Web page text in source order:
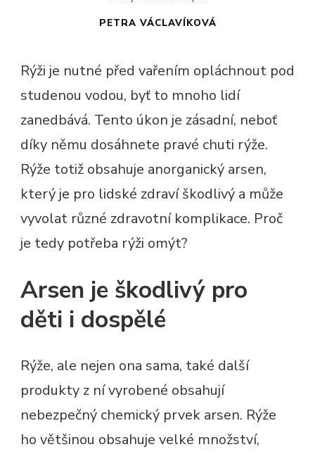
PETRA VÁCLAVÍKOVÁ
Rýži je nutné před vařením opláchnout pod
studenou vodou, byť to mnoho lidí
zanedbává. Tento úkon je zásadní, neboť
díky němu dosáhnete pravé chuti rýže.
Rýže totiž obsahuje anorganický arsen,
který je pro lidské zdraví škodlivý a může
vyvolat různé zdravotní komplikace. Proč
je tedy potřeba rýži omýt?
Arsen je škodlivý pro
děti i dospělé
Rýže, ale nejen ona sama, také další
produkty z ní vyrobené obsahují
nebezpečný chemický prvek arsen. Rýže
ho většinou obsahuje velké množství,